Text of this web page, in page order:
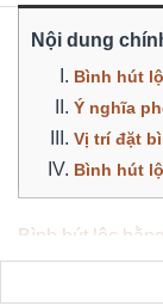
Nội dung
Bình hút
Ý nghĩa
Vị trí đặt
Bình hút
Bình hút lộc
chuộng hiện
phẩm trang trí